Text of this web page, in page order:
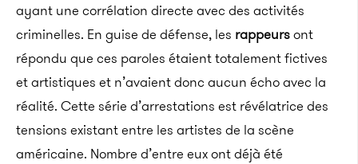
ayant une corrélation directe avec des activités
criminelles. En guise de défense, les rappeursont
répondu que ces paroles étaient totalement fictives
et artistiques et n’avaient donc aucun écho avec la
réalité. Cette série d’arrestations est révélatrice des
tensions existant entre les artistes de la scène
américaine. Nombre d’entre eux ont déjà été